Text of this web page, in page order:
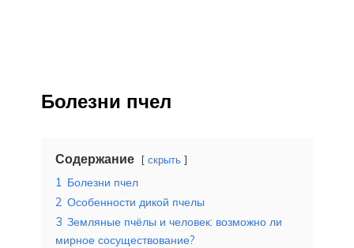
Болезни пчел
Содержание скрыть
1 Болезни пчел
2 Особенности дикой пчелы
3 Земляные пчёлы и человек: возможно ли
мирное сосуществование?